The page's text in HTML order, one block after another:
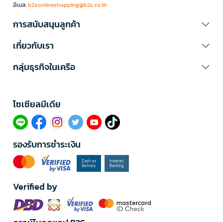
อีเมล:b2sonlineshopping@b2s.co.th
การสนับสนุนลูกค้า
เกี่ยวกับเรา
กลุ่มธุรกิจในเครือ
โซเซียลมีเดีย​
รองรับการชำระเงิน
Verified by